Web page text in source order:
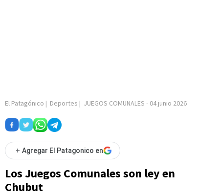
El Patagónico | Deportes | JUEGOS COMUNALES - 04 junio 2026
+ Agregar El Patagonico en
Los Juegos Comunales son ley en
Chubut